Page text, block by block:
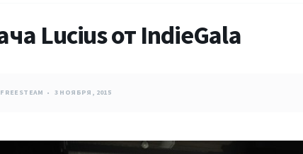
Lucius от IndieGala
FREESTEAM 3 НОЯБРЯ, 2015